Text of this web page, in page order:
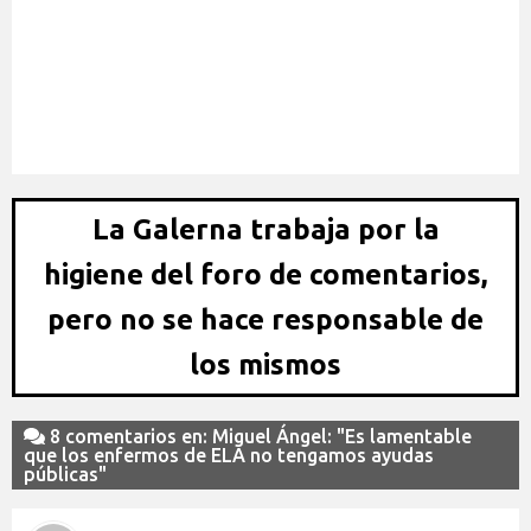
La Galerna trabaja por la
higiene del foro de comentarios,
pero no se hace responsable de
los mismos
8 comentarios en: Miguel Ángel: "Es lamentable
que los enfermos de ELA no tengamos ayudas
públicas"